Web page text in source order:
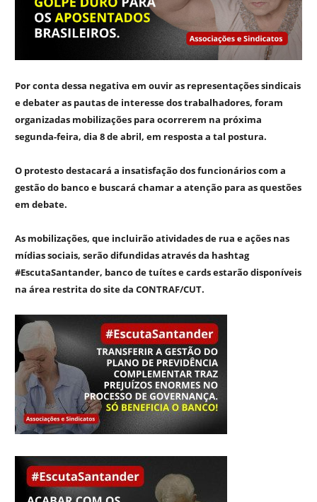
Por conta dessa negativa em ouvir as representações sindicais
e debater as pautas de interesse dos trabalhadores, foram
organizadas mobilizações para ocorrerem na próxima
segunda-feira, dia 8 de abril, em resposta a tal postura.
O protesto destacará a insatisfação dos funcionários com a
gestão do banco e buscará chamar a atenção para as questões
em debate.
As mobilizações, que incluirão atividades de rua e ações nas
mídias sociais, serão difundidas através da hashtag
#EscutaSantander, banco de tuítes e cards estarão disponíveis
na área restrita do site da CONTRAF/CUT.